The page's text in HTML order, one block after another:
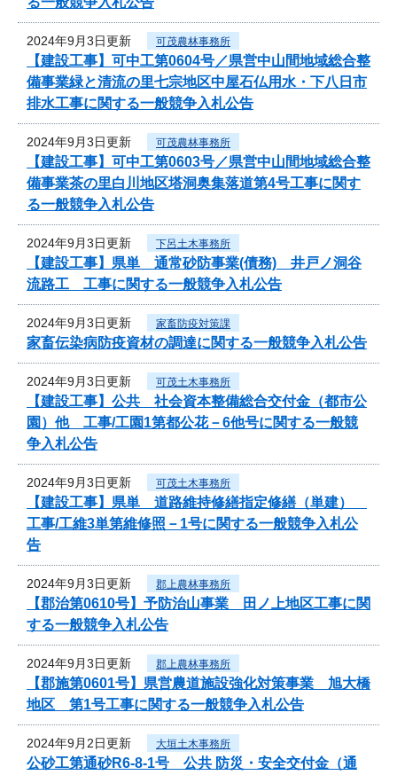
2024年9月3日更新 可茂農林事務所
【建設工事】可中工第0604号／県営中山間地域総合整
備事業緑と清流の里七宗地区中屋石仏用水・下八日市
排水工事に関する一般競争入札公告
2024年9月3日更新 可茂農林事務所
【建設工事】可中工第0603号／県営中山間地域総合整
備事業茶の里白川地区塔洞奥集落道第4号工事に関す
る一般競争入札公告
2024年9月3日更新 下呂土木事務所
【建設工事】県単 通常砂防事業(債務) 井戸ノ洞谷
流路工 工事に関する一般競争入札公告
2024年9月3日更新 家畜防疫対策課
家畜伝染病防疫資材の調達に関する一般競争入札公告
2024年9月3日更新 可茂土木事務所
【建設工事】公共 社会資本整備総合交付金（都市公
園）他 工事/工園1第都公花－6他号に関する一般競
争入札公告
2024年9月3日更新 可茂土木事務所
【建設工事】県単 道路維持修繕指定修繕（単建）
工事/工維3単第維修照－1号に関する一般競争入札公
告
2024年9月3日更新 郡上農林事務所
【郡治第0610号】予防治山事業 田ノ上地区工事に関
する一般競争入札公告
2024年9月3日更新 郡上農林事務所
【郡施第0601号】県営農道施設強化対策事業 旭大橋
地区 第1号工事に関する一般競争入札公告
2024年9月2日更新 大垣土木事務所
公砂工第通砂R6-8-1号 公共 防災・安全交付金（通